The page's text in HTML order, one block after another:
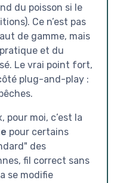
du poisson si le
Ce n’est pas
de gamme, mais
et du
Le vrai point fort,
plug-and-play :
pour moi, c’est la
pour certains
des
fil correct sans
se modifie